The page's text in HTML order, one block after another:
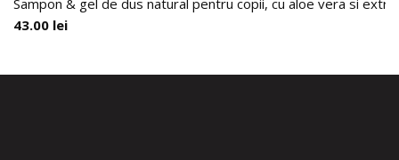
Sampon & gel de dus natural pentru copii, cu aloe vera si
43.00 lei